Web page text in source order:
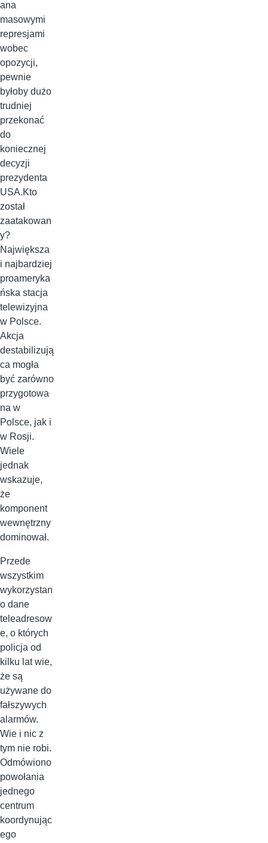
ana
masowymi
represjami
wobec
opozycji,
pewnie
byłoby dużo
trudniej
przekonać
do
koniecznej
decyzji
prezydenta
USA.Kto
został
zaatakowan
y?
Największa
i najbardziej
proameryka
ńska stacja
telewizyjna
w Polsce.
Akcja
destabilizują
ca mogła
być zarówno
przygotowa
na w
Polsce, jak i
w Rosji.
Wiele
jednak
wskazuje,
że
komponent
wewnętrzny
dominował.
Przede
wszystkim
wykorzystan
o dane
teleadresow
e, o których
policja od
kilku lat wie,
że są
używane do
fałszywych
alarmów.
Wie i nic z
tym nie robi.
Odmówiono
powołania
jednego
centrum
koordynując
ego